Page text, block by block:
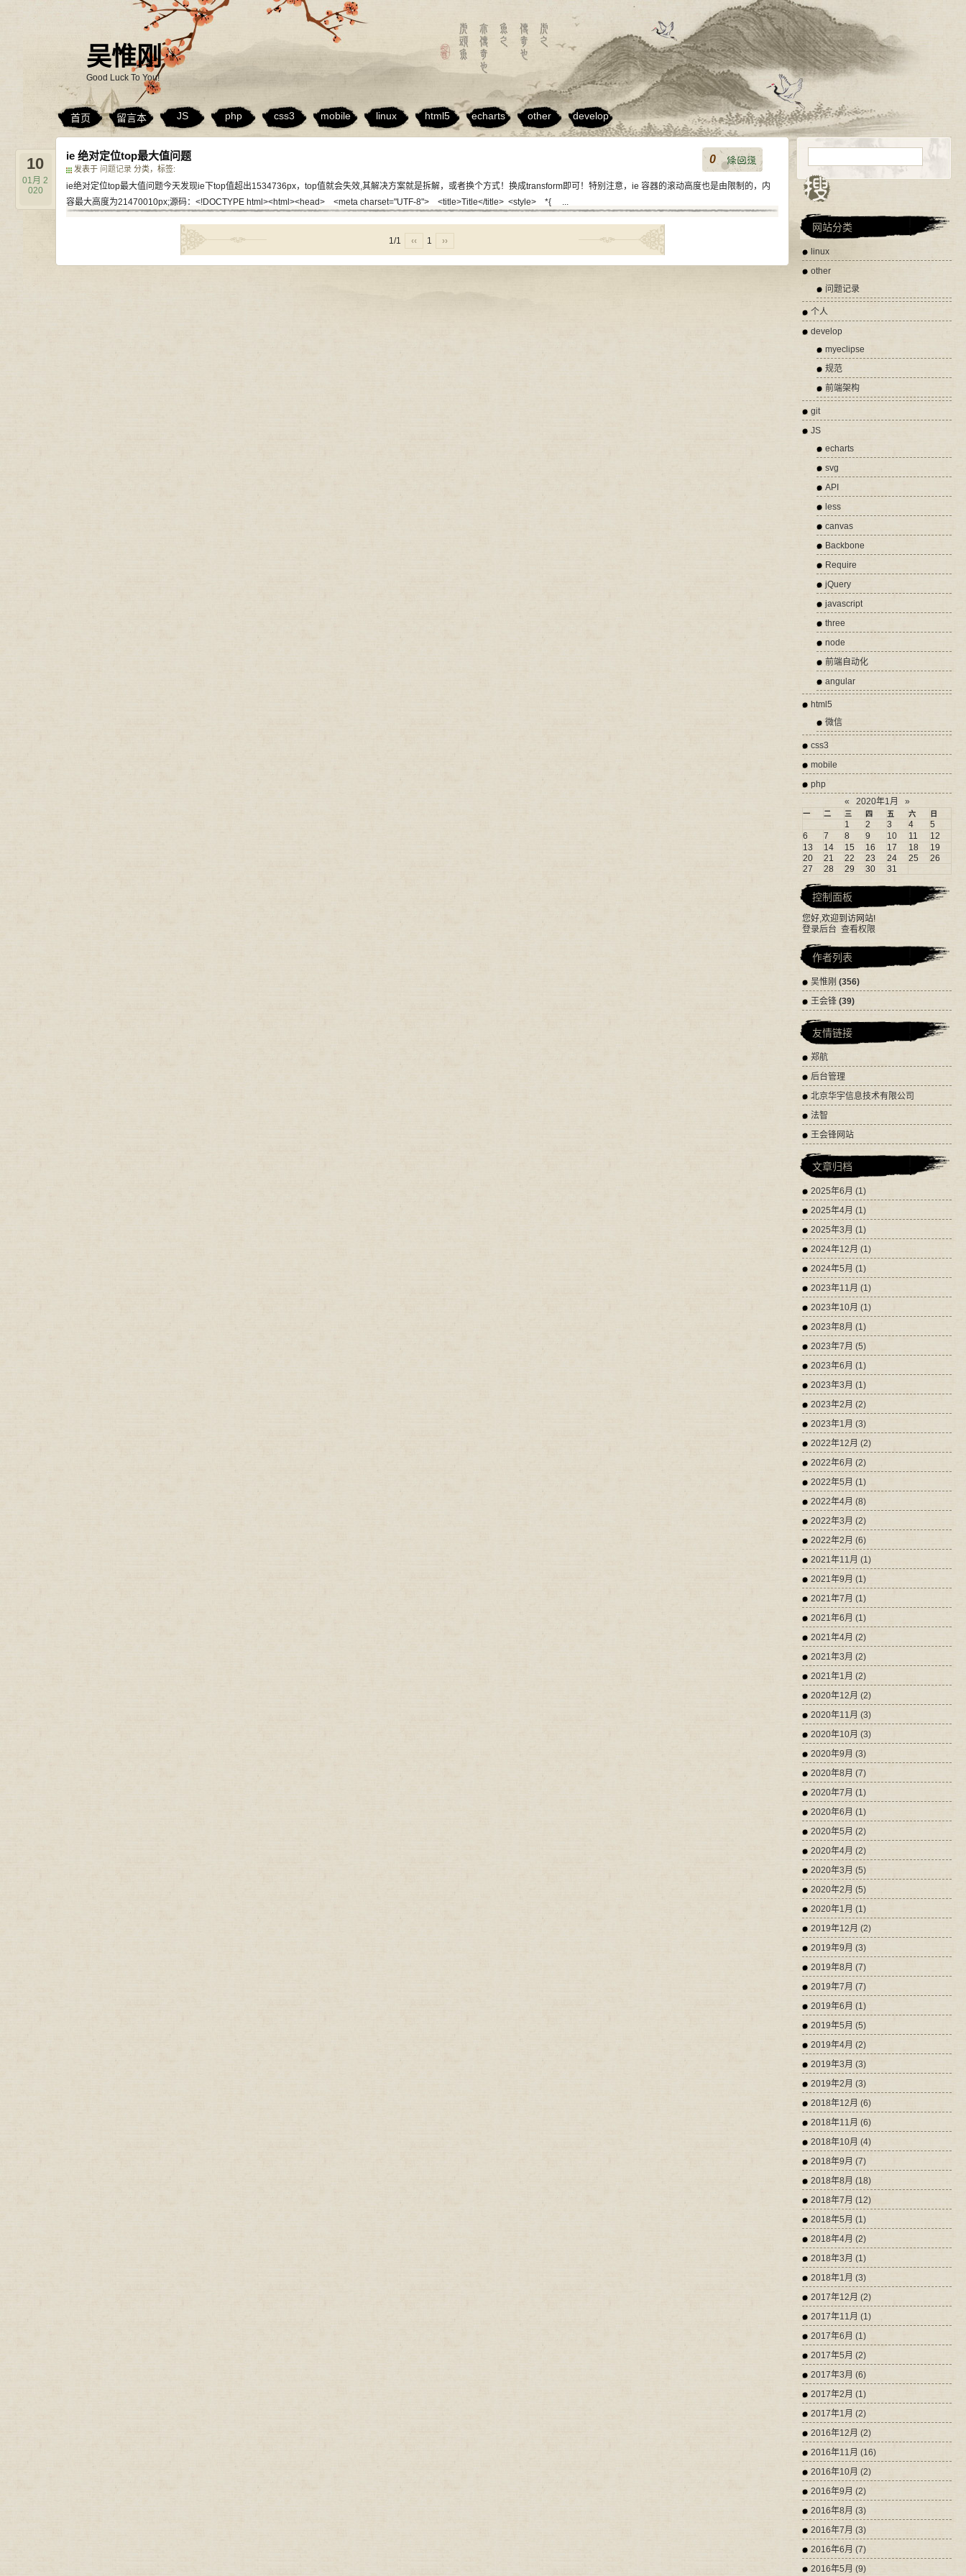
吴惟刚
Good Luck To You!
首页 留言本 JS php css3 mobile linux html5 echarts other develop
ie 绝对定位top最大值问题
发表于 问题记录 分类，标签:
10
01月 2
020
0
ie绝对定位top最大值问题今天发现ie下top值超出1534736px，top值就会失效,其解决方案就是拆解，或者换个方式！换成transform即可！特别注意，ie 容器的滚动高度也是由限制的，内
容最大高度为21470010px;源码：<!DOCTYPE html><html><head> <meta charset="UTF-8"> <title>Title</title> <style> *{ ...
1/1 ‹‹ 1 ››
网站分类
linux
other
问题记录
个人
develop
myeclipse
规范
前端架构
git
JS
echarts
svg
API
less
canvas
Backbone
Require
jQuery
javascript
three
node
前端自动化
angular
html5
微信
css3
mobile
php
«
2020年1月 »
一 二 三 四 五 六 日
1 2 3 4
5
6
7 8 9 10 11
12
13
14 15 16 17 18
19
20
21 22 23 24 25
26
27
28 29 30 31
控制面板
您好,欢迎到访网站!
登录后台 查看权限
作者列表
吴惟刚 (356)
王会锋 (39)
友情链接
郑航
后台管理
北京华宇信息技术有限公司
法智
王会锋网站
文章归档
2025年6月 (1)
2025年4月 (1)
2025年3月 (1)
2024年12月 (1)
2024年5月 (1)
2023年11月 (1)
2023年10月 (1)
2023年8月 (1)
2023年7月 (5)
2023年6月 (1)
2023年3月 (1)
2023年2月 (2)
2023年1月 (3)
2022年12月 (2)
2022年6月 (2)
2022年5月 (1)
2022年4月 (8)
2022年3月 (2)
2022年2月 (6)
2021年11月 (1)
2021年9月 (1)
2021年7月 (1)
2021年6月 (1)
2021年4月 (2)
2021年3月 (2)
2021年1月 (2)
2020年12月 (2)
2020年11月 (3)
2020年10月 (3)
2020年9月 (3)
2020年8月 (7)
2020年7月 (1)
2020年6月 (1)
2020年5月 (2)
2020年4月 (2)
2020年3月 (5)
2020年2月 (5)
2020年1月 (1)
2019年12月 (2)
2019年9月 (3)
2019年8月 (7)
2019年7月 (7)
2019年6月 (1)
2019年5月 (5)
2019年4月 (2)
2019年3月 (3)
2019年2月 (3)
2018年12月 (6)
2018年11月 (6)
2018年10月 (4)
2018年9月 (7)
2018年8月 (18)
2018年7月 (12)
2018年5月 (1)
2018年4月 (2)
2018年3月 (1)
2018年1月 (3)
2017年12月 (2)
2017年11月 (1)
2017年6月 (1)
2017年5月 (2)
2017年3月 (6)
2017年2月 (1)
2017年1月 (2)
2016年12月 (2)
2016年11月 (16)
2016年10月 (2)
2016年9月 (2)
2016年8月 (3)
2016年7月 (3)
2016年6月 (7)
2016年5月 (9)